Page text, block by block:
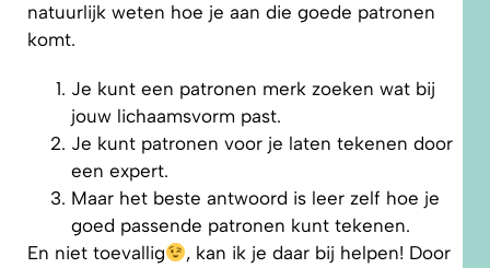
natuurlijk weten hoe je aan die goede patronen
komt.
Je kunt een patronen merk zoeken wat bij
jouw lichaamsvorm past.
Je kunt patronen voor je laten tekenen door
een expert.
Maar het beste antwoord is leer zelf hoe je
goed passende patronen kunt tekenen.
En niet toevallig
, kan ik je daar bij helpen! Door